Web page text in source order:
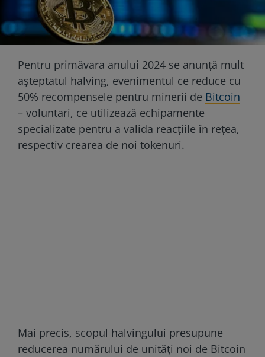
Pentru primăvara anului 2024 se anunță mult
așteptatul halving, evenimentul ce reduce cu
50% recompensele pentru minerii de Bitcoin
– voluntari, ce utilizează echipamente
specializate pentru a valida reacțiile în rețea,
respectiv crearea de noi tokenuri.
Mai precis, scopul halvingului presupune
reducerea numărului de unități noi de Bitcoin